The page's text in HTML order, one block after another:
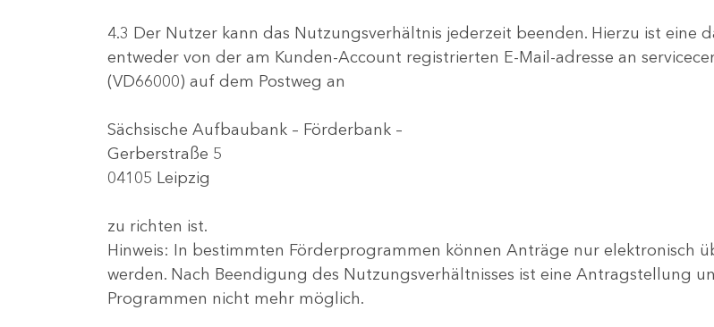
4.3 Der Nutzer kann das Nutzungsverhältnis jederzeit beenden. Hierzu ist eine
entweder von der am Kunden-Account registrierten E-Mail-adresse an
(VD66000) auf dem Postweg an
Sächsische Aufbaubank – Förderbank –
Gerberstraße 5
04105 Leipzig
zu richten ist.
Hinweis: In bestimmten Förderprogrammen können Anträge nur elektronisch
werden. Nach Beendigung des Nutzungsverhältnisses ist eine Antragstellung
Programmen nicht mehr möglich.